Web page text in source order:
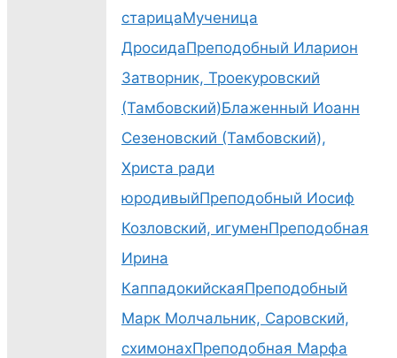
старицаМученица
ДросидаПреподобный Иларион
Затворник, Троекуровский
(Тамбовский)Блаженный Иоанн
Сезеновский (Тамбовский),
Христа ради
юродивыйПреподобный Иосиф
Козловский, игуменПреподобная
Ирина
КаппадокийскаяПреподобный
Марк Молчальник, Саровский,
схимонахПреподобная Марфа